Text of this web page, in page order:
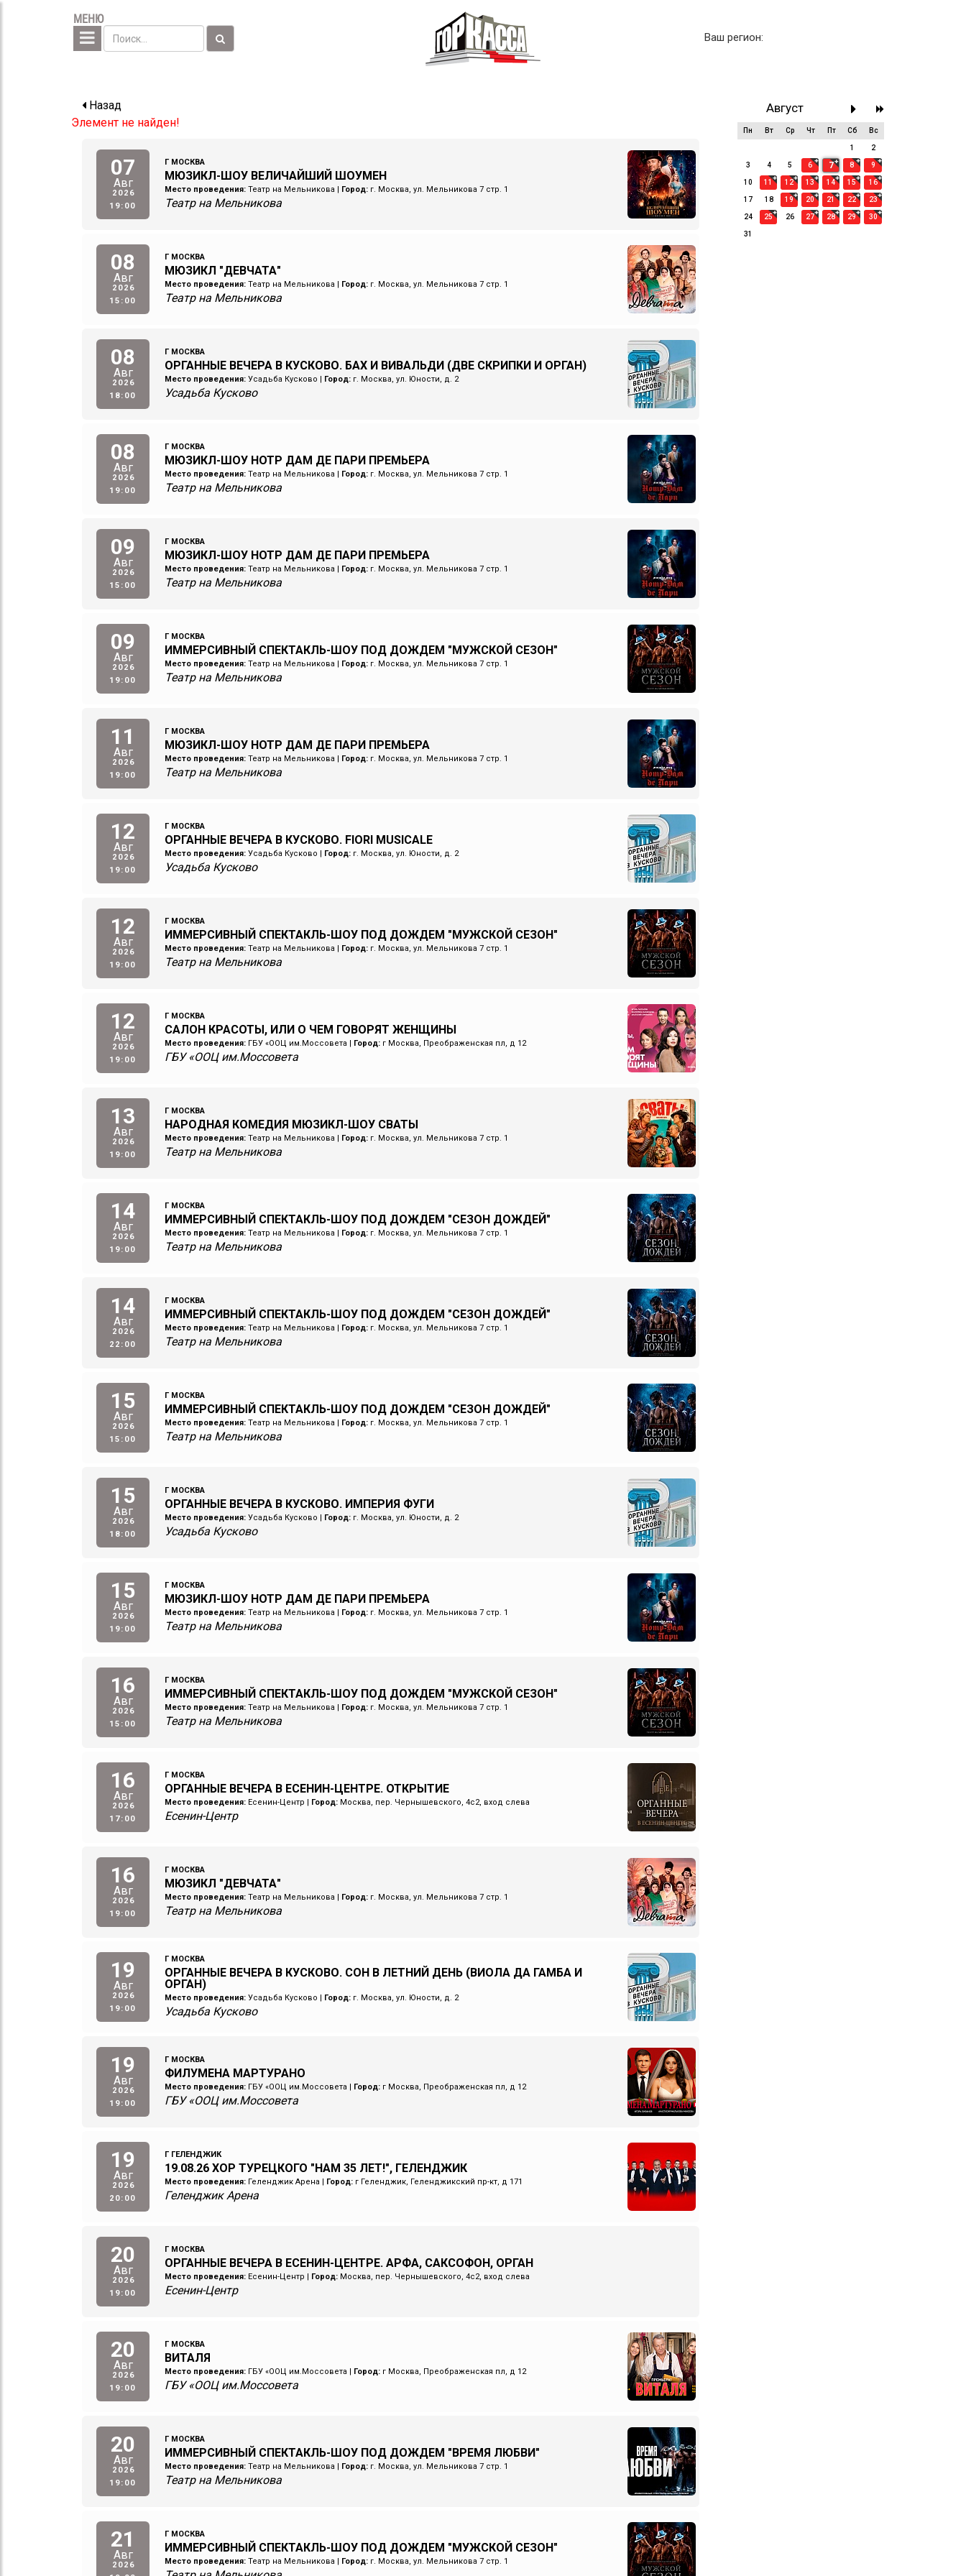
МЕНЮ
Ваш регион:
Август
Пн Вт Ср Чт Пт Сб Вс
1 2
3 4 5 6 7 8 9
10 11 12 13 14 15 16
17 18 19 20 21 22 23
24 25 26 27 28 29 30
31
Назад
Элемент не найден!
07
Авг
2026
19:00
Г МОСКВА
МЮЗИКЛ-ШОУ ВЕЛИЧАЙШИЙ ШОУМЕН
Место проведения:Театр на Мельникова | Город:г. Москва, ул. Мельникова 7 стр. 1
Театр на Мельникова
08
Авг
2026
15:00
Г МОСКВА
МЮЗИКЛ "ДЕВЧАТА"
Место проведения:Театр на Мельникова | Город:г. Москва, ул. Мельникова 7 стр. 1
Театр на Мельникова
08
Авг
2026
18:00
Г МОСКВА
ОРГАННЫЕ ВЕЧЕРА В КУСКОВО. БАХ И ВИВАЛЬДИ (ДВЕ СКРИПКИ И ОРГАН)
Место проведения:Усадьба Кусково | Город:г. Москва, ул. Юности, д. 2
Усадьба Кусково
08
Авг
2026
19:00
Г МОСКВА
МЮЗИКЛ-ШОУ НОТР ДАМ ДЕ ПАРИ ПРЕМЬЕРА
Место проведения:Театр на Мельникова | Город:г. Москва, ул. Мельникова 7 стр. 1
Театр на Мельникова
09
Авг
2026
15:00
Г МОСКВА
МЮЗИКЛ-ШОУ НОТР ДАМ ДЕ ПАРИ ПРЕМЬЕРА
Место проведения:Театр на Мельникова | Город:г. Москва, ул. Мельникова 7 стр. 1
Театр на Мельникова
09
Авг
2026
19:00
Г МОСКВА
ИММЕРСИВНЫЙ СПЕКТАКЛЬ-ШОУ ПОД ДОЖДЕМ "МУЖСКОЙ СЕЗОН"
Место проведения:Театр на Мельникова | Город:г. Москва, ул. Мельникова 7 стр. 1
Театр на Мельникова
11
Авг
2026
19:00
Г МОСКВА
МЮЗИКЛ-ШОУ НОТР ДАМ ДЕ ПАРИ ПРЕМЬЕРА
Место проведения:Театр на Мельникова | Город:г. Москва, ул. Мельникова 7 стр. 1
Театр на Мельникова
12
Авг
2026
19:00
Г МОСКВА
ОРГАННЫЕ ВЕЧЕРА В КУСКОВО. FIORI MUSICALE
Место проведения:Усадьба Кусково | Город:г. Москва, ул. Юности, д. 2
Усадьба Кусково
12
Авг
2026
19:00
Г МОСКВА
ИММЕРСИВНЫЙ СПЕКТАКЛЬ-ШОУ ПОД ДОЖДЕМ "МУЖСКОЙ СЕЗОН"
Место проведения:Театр на Мельникова | Город:г. Москва, ул. Мельникова 7 стр. 1
Театр на Мельникова
12
Авг
2026
19:00
Г МОСКВА
САЛОН КРАСОТЫ, ИЛИ О ЧЕМ ГОВОРЯТ ЖЕНЩИНЫ
Место проведения:ГБУ «ООЦ им.Моссовета | Город:г Москва, Преображенская пл, д 12
ГБУ «ООЦ им.Моссовета
13
Авг
2026
19:00
Г МОСКВА
НАРОДНАЯ КОМЕДИЯ МЮЗИКЛ-ШОУ СВАТЫ
Место проведения:Театр на Мельникова | Город:г. Москва, ул. Мельникова 7 стр. 1
Театр на Мельникова
14
Авг
2026
19:00
Г МОСКВА
ИММЕРСИВНЫЙ СПЕКТАКЛЬ-ШОУ ПОД ДОЖДЕМ "СЕЗОН ДОЖДЕЙ"
Место проведения:Театр на Мельникова | Город:г. Москва, ул. Мельникова 7 стр. 1
Театр на Мельникова
14
Авг
2026
22:00
Г МОСКВА
ИММЕРСИВНЫЙ СПЕКТАКЛЬ-ШОУ ПОД ДОЖДЕМ "СЕЗОН ДОЖДЕЙ"
Место проведения:Театр на Мельникова | Город:г. Москва, ул. Мельникова 7 стр. 1
Театр на Мельникова
15
Авг
2026
15:00
Г МОСКВА
ИММЕРСИВНЫЙ СПЕКТАКЛЬ-ШОУ ПОД ДОЖДЕМ "СЕЗОН ДОЖДЕЙ"
Место проведения:Театр на Мельникова | Город:г. Москва, ул. Мельникова 7 стр. 1
Театр на Мельникова
15
Авг
2026
18:00
Г МОСКВА
ОРГАННЫЕ ВЕЧЕРА В КУСКОВО. ИМПЕРИЯ ФУГИ
Место проведения:Усадьба Кусково | Город:г. Москва, ул. Юности, д. 2
Усадьба Кусково
15
Авг
2026
19:00
Г МОСКВА
МЮЗИКЛ-ШОУ НОТР ДАМ ДЕ ПАРИ ПРЕМЬЕРА
Место проведения:Театр на Мельникова | Город:г. Москва, ул. Мельникова 7 стр. 1
Театр на Мельникова
16
Авг
2026
15:00
Г МОСКВА
ИММЕРСИВНЫЙ СПЕКТАКЛЬ-ШОУ ПОД ДОЖДЕМ "МУЖСКОЙ СЕЗОН"
Место проведения:Театр на Мельникова | Город:г. Москва, ул. Мельникова 7 стр. 1
Театр на Мельникова
16
Авг
2026
17:00
Г МОСКВА
ОРГАННЫЕ ВЕЧЕРА В ЕСЕНИН-ЦЕНТРЕ. ОТКРЫТИЕ
Место проведения:Есенин-Центр | Город:Москва, пер. Чернышевского, 4с2, вход слева
Есенин-Центр
16
Авг
2026
19:00
Г МОСКВА
МЮЗИКЛ "ДЕВЧАТА"
Место проведения:Театр на Мельникова | Город:г. Москва, ул. Мельникова 7 стр. 1
Театр на Мельникова
19
Авг
2026
19:00
Г МОСКВА
ОРГАННЫЕ ВЕЧЕРА В КУСКОВО. СОН В ЛЕТНИЙ ДЕНЬ (ВИОЛА ДА ГАМБА И
ОРГАН)
Место проведения:Усадьба Кусково | Город:г. Москва, ул. Юности, д. 2
Усадьба Кусково
19
Авг
2026
19:00
Г МОСКВА
ФИЛУМЕНА МАРТУРАНО
Место проведения:ГБУ «ООЦ им.Моссовета | Город:г Москва, Преображенская пл, д 12
ГБУ «ООЦ им.Моссовета
19
Авг
2026
20:00
Г ГЕЛЕНДЖИК
19.08.26 ХОР ТУРЕЦКОГО "НАМ 35 ЛЕТ!", ГЕЛЕНДЖИК
Место проведения:Геленджик Арена | Город:г Геленджик, Геленджикский пр-кт, д 171
Геленджик Арена
20
Авг
2026
19:00
Г МОСКВА
ОРГАННЫЕ ВЕЧЕРА В ЕСЕНИН-ЦЕНТРЕ. АРФА, САКСОФОН, ОРГАН
Место проведения:Есенин-Центр | Город:Москва, пер. Чернышевского, 4с2, вход слева
Есенин-Центр
20
Авг
2026
19:00
Г МОСКВА
ВИТАЛЯ
Место проведения:ГБУ «ООЦ им.Моссовета | Город:г Москва, Преображенская пл, д 12
ГБУ «ООЦ им.Моссовета
20
Авг
2026
19:00
Г МОСКВА
ИММЕРСИВНЫЙ СПЕКТАКЛЬ-ШОУ ПОД ДОЖДЕМ "ВРЕМЯ ЛЮБВИ"
Место проведения:Театр на Мельникова | Город:г. Москва, ул. Мельникова 7 стр. 1
Театр на Мельникова
21
Авг
2026
Г МОСКВА
ИММЕРСИВНЫЙ СПЕКТАКЛЬ-ШОУ ПОД ДОЖДЕМ "МУЖСКОЙ СЕЗОН"
Место проведения:Театр на Мельникова | Город:г. Москва, ул. Мельникова 7 стр. 1